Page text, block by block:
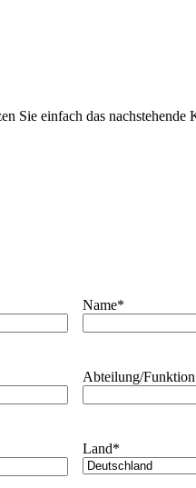
Sie einfach das nachstehende
Name*
Abteilung/Funktion
Land*